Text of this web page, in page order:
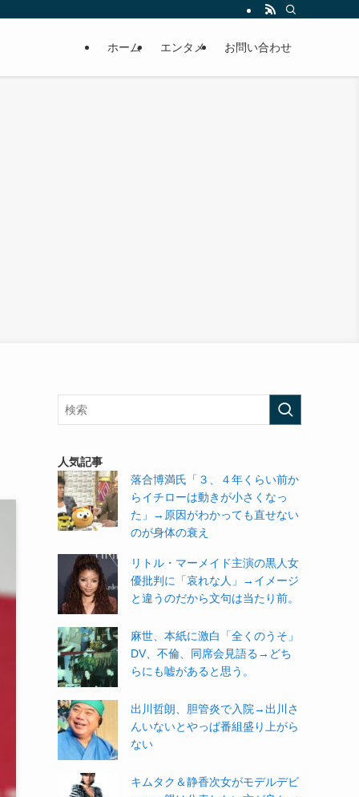
ホーム エンタメ お問い合わせ
人気記事
落合博満氏「３、４年くらい前か
らイチローは動きが小さくなっ
た」→原因がわかっても直せない
のが身体の衰え
リトル・マーメイド主演の黒人女
優批判に「哀れな人」→イメージ
と違うのだから文句は当たり前。
麻世、本紙に激白「全くのうそ」
DV、不倫、同席会見語る→どち
らにも嘘があると思う。
出川哲朗、胆管炎で入院→出川さ
んいないとやっぱ番組盛り上がら
ない
キムタク＆静香次女がモデルデビ